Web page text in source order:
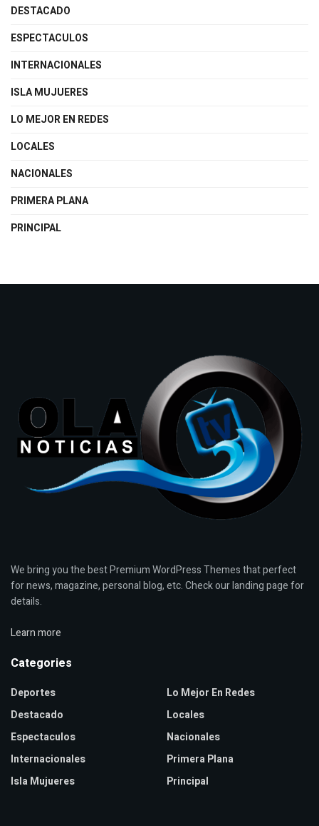
DESTACADO
ESPECTACULOS
INTERNACIONALES
ISLA MUJUERES
LO MEJOR EN REDES
LOCALES
NACIONALES
PRIMERA PLANA
PRINCIPAL
We bring you the best Premium WordPress Themes that perfect
for news, magazine, personal blog, etc. Check our landing page for
details.
Learn more
Categories
Deportes
Destacado
Espectaculos
Internacionales
Isla Mujueres
Lo Mejor En Redes
Locales
Nacionales
Primera Plana
Principal